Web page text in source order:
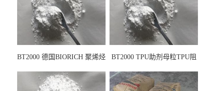
BT2000 德国BIORICH 聚烯烃
墨阻燃剂 TPU抗黄变剂 抗黄
BT2000 TPU助剂母粒TPU阻
剂雾面滑剂防粘剂 TPU抗黄